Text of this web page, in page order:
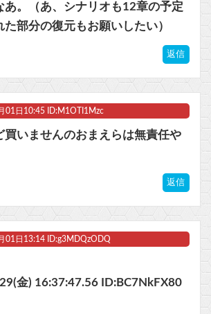
あ。（あ、シナリオも12章の予定
部分の復元もお願いしたい）
返信
01日10:45 ID:M1OTI1Mzc
買いませんのおまえらは無責任や
返信
01日13:14 ID:g3MDQzODQ
金) 16:37:47.56 ID:BC7NkFX80